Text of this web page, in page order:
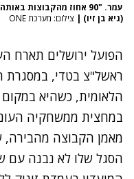
עמר. "90 אחוז מהקבוצות
(גיא בן זיו) | צילום: מערכת ONE
ראשל"צ בטדי, במסגרת
הלאומית, כשהיא
במחצית ממשחקיה
מאמן הקבוצה מהבירה,
הסגל שלו לא נבנה עם